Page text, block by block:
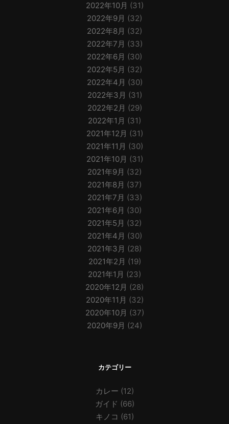
2022年10月 (31)
2022年9月 (32)
2022年8月 (32)
2022年7月 (33)
2022年6月 (30)
2022年5月 (32)
2022年4月 (30)
2022年3月 (31)
2022年2月 (29)
2022年1月 (31)
2021年12月 (31)
2021年11月 (30)
2021年10月 (31)
2021年9月 (32)
2021年8月 (37)
2021年7月 (33)
2021年6月 (30)
2021年5月 (32)
2021年4月 (30)
2021年3月 (28)
2021年2月 (19)
2021年1月 (23)
2020年12月 (28)
2020年11月 (32)
2020年10月 (37)
2020年9月 (24)
カテゴリー
カレー (12)
ガイド (66)
キノコ (61)